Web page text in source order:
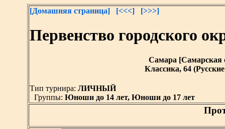
[Домашняя страница] [<<<] [>>>]
Первенство городского
Самара [Самарская
Классика, 64
Тип турнира: ЛИЧНЫЙ
Группы: Юноши до 14 лет, Юноши до 17 лет